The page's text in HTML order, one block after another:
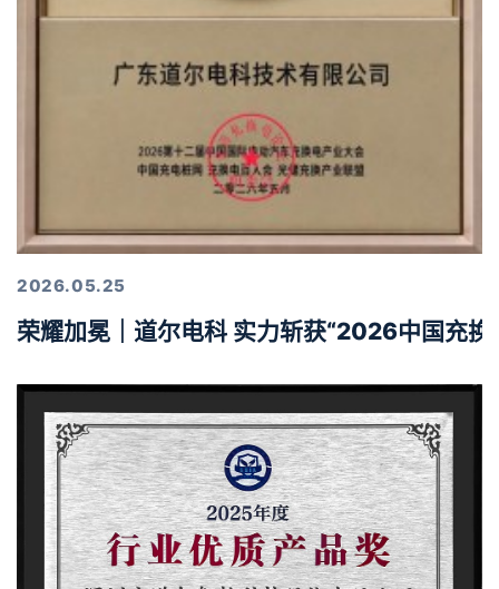
2026.05.25
荣耀加冕｜道尔电科 实力斩获“2026中国充换